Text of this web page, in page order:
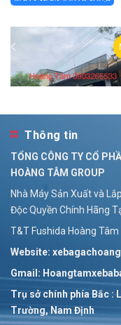
Liên hệ
Thông tin
TỔNG CÔNG TY CỔ
HOÀNG TÂM GROUP
Nhà Máy Sản Xuất và
Độc Quyền Chính Hãng
T&T Fushida Hoàng Tâm
Website:
Gmail:
Trụ sở chính phía Bắc :
Trường, Nam Định